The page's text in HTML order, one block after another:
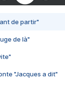
de partir"
de là"
"Jacques a dit"